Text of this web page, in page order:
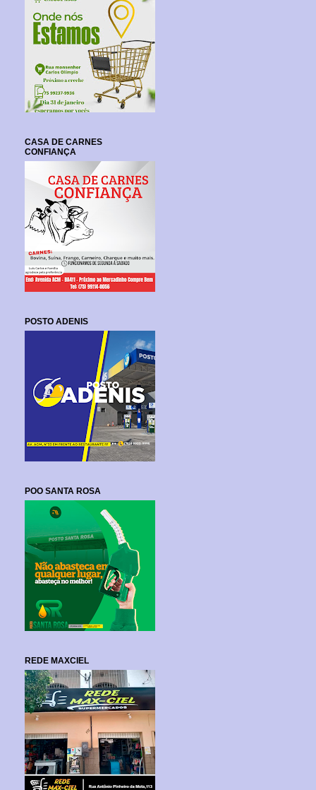
CASA DE CARNES
CONFIANÇA
POSTO ADENIS
POO SANTA ROSA
REDE MAXCIEL